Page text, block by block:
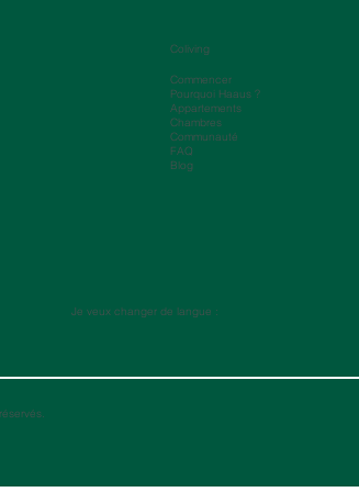
Coliving
Commencer
Pourquoi Haaus ?
Appartements
Chambres
Communauté
FAQ
Blog
Je veux changer de langue :